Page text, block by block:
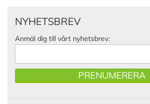
NYHETSBREV
Anmäl dig till vårt nyhetsbrev:
PRENUMERERA